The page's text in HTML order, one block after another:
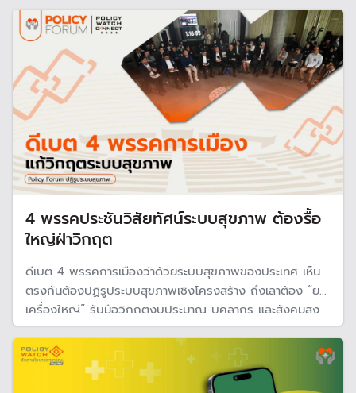
คล่องในหลายโรงพยาบาล
4 พรรคประชันวิสัยทัศน์ระบบสุขภาพ ต้องรื้อ
ใหญ่ฝ่าวิกฤต
ดีเบต 4 พรรคการเมืองว่าด้วยระบบสุขภาพของประเทศ เห็น
ตรงกันต้องปฏิรูประบบสุขภาพเชิงโครงสร้าง ถึงเลาต้อง “ยก
เครื่องใหญ่” รับมือวิกฤตงบประมาณ บุคลากร และสังคมสูง
วัย โดยเน้นยกระดับระบบข้อมูล เชื่อมโยงทั้งระบบ และปรับ
กลไกการบริหารให้มีประสิทธิภาพมากขึ้